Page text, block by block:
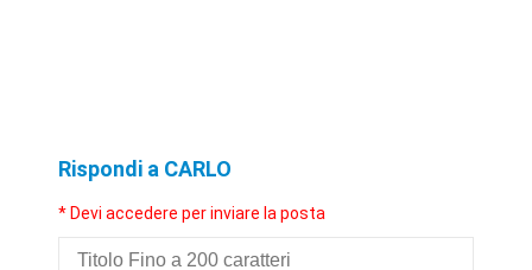
Rispondi a CARLO
* Devi accedere per inviare la posta